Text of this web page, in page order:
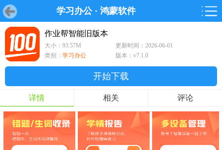
学习办公· 鸿蒙软件
游戏 软件
首页 游戏 软件 鸿蒙
游戏
鸿蒙
软件
专题
作业帮智能旧版本
大小：93.57M
更新时间：2026-06-01
类别： 学习办公 版本：v7.1.0
开始下载
详情 相关 评论